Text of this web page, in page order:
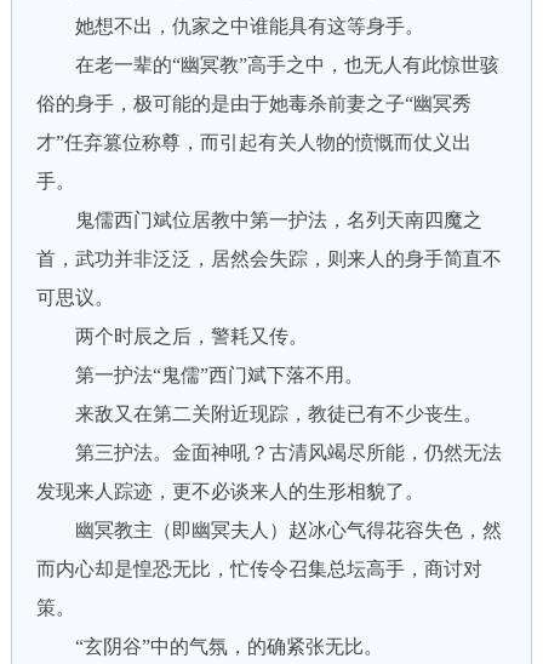
她想不出，仇家之中谁能具有这等身手。
在老一辈的“幽冥教”高手之中，也无人有此惊世骇
俗的身手，极可能的是由于她毒杀前妻之子“幽冥秀
才”任弃篡位称尊，而引起有关人物的愤慨而仗义出
手。
鬼儒西门斌位居教中第一护法，名列天南四魔之
首，武功并非泛泛，居然会失踪，则来人的身手简直不
可思议。
两个时辰之后，警耗又传。
第一护法“鬼儒”西门斌下落不用。
来敌又在第二关附近现踪，教徒已有不少丧生。
第三护法。金面神吼？古清风竭尽所能，仍然无法
发现来人踪迹，更不必谈来人的生形相貌了。
幽冥教主（即幽冥夫人）赵冰心气得花容失色，然
而内心却是惶恐无比，忙传令召集总坛高手，商讨对
策。
“玄阴谷”中的气氛，的确紧张无比。